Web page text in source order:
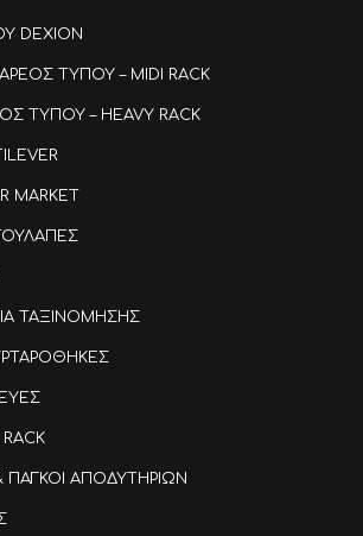
DEXION
ΤΥΠΟΥ – MIDI RACK
ΤΥΠΟΥ – HEAVY RACK
MARKET
ΤΑΞΙΝΟΜΗΣΗΣ
ΠΑΓΚΟΙ ΑΠΟΔΥΤΗΡΙΩΝ